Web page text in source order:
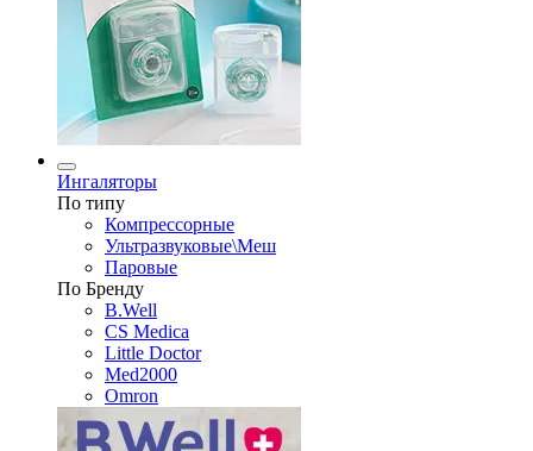
Ингаляторы
По типу
Компрессорные
Ультразвуковые\Меш
Паровые
По Бренду
B.Well
CS Medica
Little Doctor
Med2000
Omron